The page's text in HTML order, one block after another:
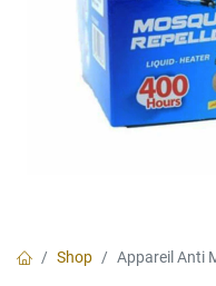
Shop Appareil Anti